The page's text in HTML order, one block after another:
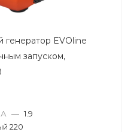
EVOline
запуском,
— 1.9
220